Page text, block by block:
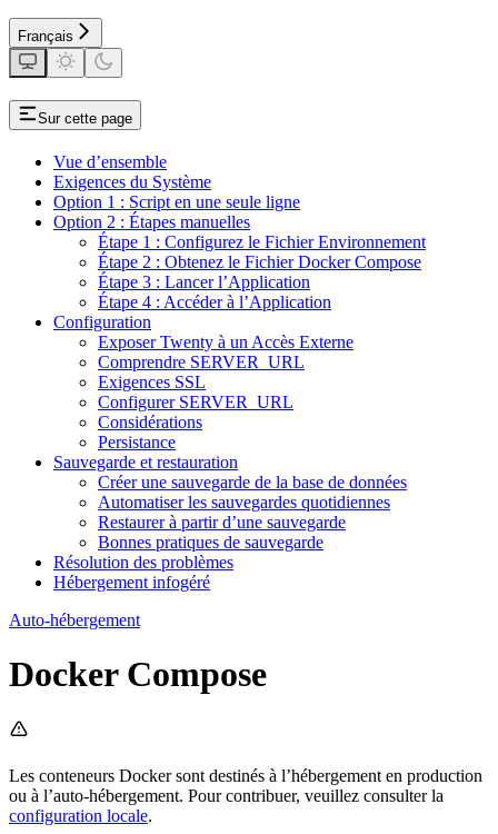
Français
Sur cette page
Vue d’ensemble
Exigences du Système
Option 1 : Script en une seule ligne
Option 2 : Étapes manuelles
Étape 1 : Configurez le Fichier Environnement
Étape 2 : Obtenez le Fichier Docker Compose
Étape 3 : Lancer l’Application
Étape 4 : Accéder à l’Application
Configuration
Exposer Twenty à un Accès Externe
Comprendre SERVER_URL
Exigences SSL
Configurer SERVER_URL
Considérations
Persistance
Sauvegarde et restauration
Créer une sauvegarde de la base de données
Automatiser les sauvegardes quotidiennes
Restaurer à partir d’une sauvegarde
Bonnes pratiques de sauvegarde
Résolution des problèmes
Hébergement infogéré
Auto-hébergement
Docker Compose
Les conteneurs Docker sont destinés à l’hébergement en production
ou à l’auto-hébergement. Pour contribuer, veuillez consulter la
configuration locale.